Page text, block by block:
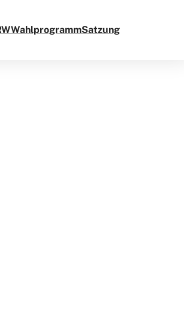
WahlprogrammSatzung